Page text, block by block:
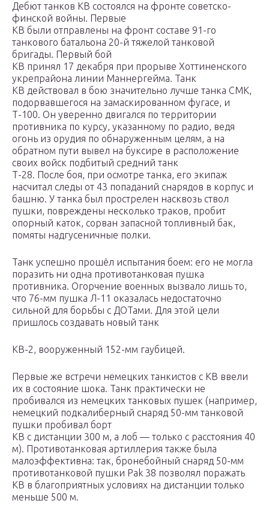
Дебют танков КВ состоялся на фронте советско-
финской войны. Первые
КВ были отправлены на фронт составе 91-го
танкового батальона 20-й тяжелой танковой
бригады. Первый бой
КВ принял 17 декабря при прорыве Хоттиненского
укрепрайона линии Маннергейма. Танк
КВ действовал в бою значительно лучше танка СМК,
подорвавшегося на замаскированном фугасе, и
Т-100. Он уверенно двигался по территории
противника по курсу, указанному по радио, ведя
огонь из орудия по обнаруженным целям, а на
обратном пути вывел на буксире в расположение
своих войск подбитый средний танк
Т-28. После боя, при осмотре танка, его экипаж
насчитал следы от 43 попаданий снарядов в корпус и
башню. У танка был прострелен насквозь ствол
пушки, повреждены несколько траков, пробит
опорный каток, сорван запасной топливный бак,
помяты надгусеничные полки.
Танк успешно прошёл испытания боем: его не могла
поразить ни одна противотанковая пушка
противника. Огорчение военных вызвало лишь то,
что 76-мм пушка Л-11 оказалась недостаточно
сильной для борьбы с ДОТами. Для этой цели
пришлось создавать новый танк
КВ-2, вооруженный 152-мм гаубицей.
Первые же встречи немецких танкистов с КВ ввели
их в состояние шока. Танк практически не
пробивался из немецких танковых пушек (например,
немецкий подкалиберный снаряд 50-мм танковой
пушки пробивал борт
КВ с дистанции 300 м, а лоб — только с расстояния 40
м). Противотанковая артиллерия также была
малоэффективна: так, бронебойный снаряд 50-мм
противотанковой пушки Pak 38 позволял поражать
КВ в благоприятных условиях на дистанции только
меньше 500 м.